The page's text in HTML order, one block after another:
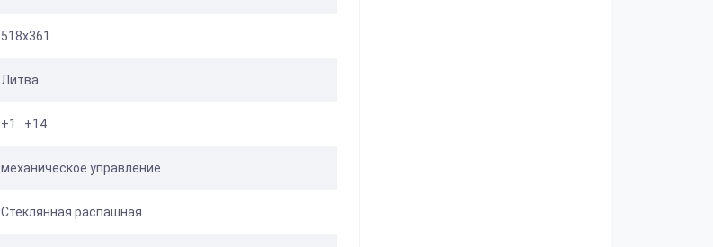
518x361
Литва
+1...+14
механическое управление
Стеклянная распашная